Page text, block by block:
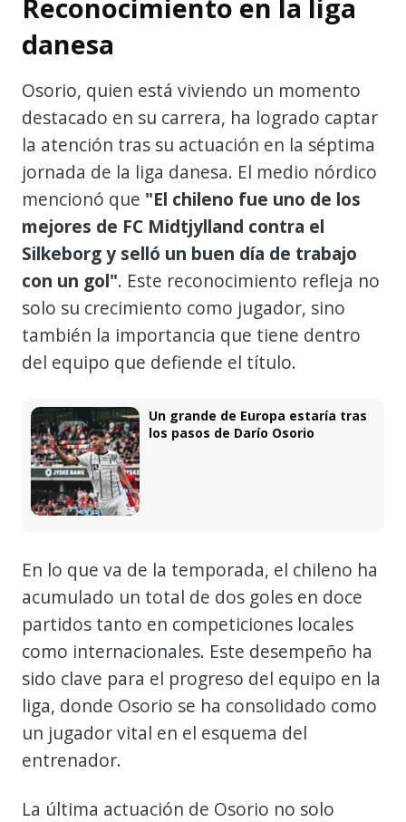
Reconocimiento en la liga
danesa
Osorio, quien está viviendo un momento
destacado en su carrera, ha logrado captar
la atención tras su actuación en la séptima
jornada de la liga danesa. El medio nórdico
mencionó que "El chileno fue uno de los
mejores de FC Midtjylland contra el
Silkeborg y selló un buen día de trabajo
con un gol". Este reconocimiento refleja no
solo su crecimiento como jugador, sino
también la importancia que tiene dentro
del equipo que defiende el título.
Un grande de Europa estaría tras
los pasos de Darío Osorio
En lo que va de la temporada, el chileno ha
acumulado un total de dos goles en doce
partidos tanto en competiciones locales
como internacionales. Este desempeño ha
sido clave para el progreso del equipo en la
liga, donde Osorio se ha consolidado como
un jugador vital en el esquema del
entrenador.
La última actuación de Osorio no solo